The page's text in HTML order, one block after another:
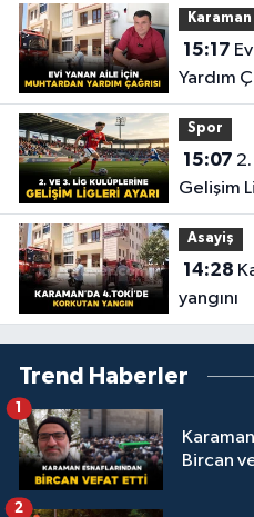
15:17
Yardım
Spor
15:07
Gelişim
Asayiş
14:28
yangını
Trend Haberler
Bircan
1
2